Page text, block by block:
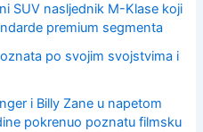
SUV nasljednik M-Klase koji
premium segmenta
po svojim svojstvima i
i Billy Zane u napetom
pokrenuo poznatu filmsku